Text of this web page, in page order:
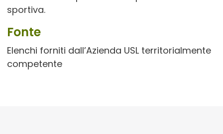
sportiva.
Fonte
Elenchi forniti dall’Azienda USL territorialmente
competente